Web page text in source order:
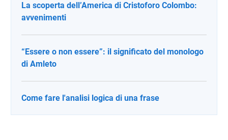
La scoperta dell’America di Cristoforo Colombo:
avvenimenti
“Essere o non essere”: il significato del monologo
di Amleto
Come fare l'analisi logica di una frase